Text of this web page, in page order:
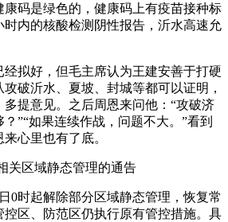
码是绿色的，健康码上有疫苗接种标
时内的核酸检测阴性报告，沂水高速允
经拟好，但毛主席认为王建安善于打硬
破沂水、夏坡、封城等都可以证明，
提意见。之后周恩来问他：“攻破济
”“如果连续作战，问题不大。”看到
心里也有了底。
关区域静态管理的通告
0时起解除部分区域静态管理，恢复常
控区、防范区仍执行原有管控措施。具